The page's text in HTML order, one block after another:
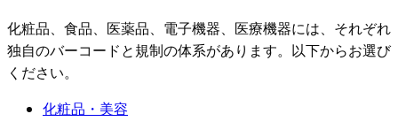
化粧品、食品、医薬品、電子機器、医療機器には、それぞれ
独自のバーコードと規制の体系があります。以下からお選び
ください。
化粧品・美容